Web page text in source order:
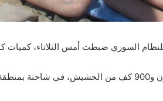
للنظام السوري ضبطت أمس الثلاثاء،
وأوضحت أن “قوى الأمن ضبطت 780 ألف حبة كبتاغون